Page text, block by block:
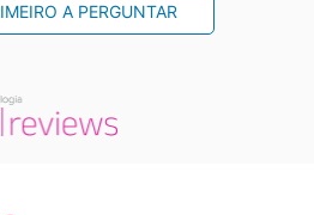
A PERGUNTAR